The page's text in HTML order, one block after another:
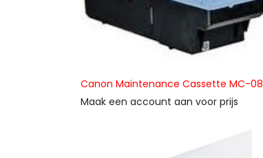
Canon Maintenance Cassette MC-08
Maak een account aan voor prijs